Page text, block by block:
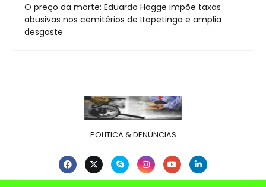
O preço da morte: Eduardo Hagge impõe taxas
abusivas nos cemitérios de Itapetinga e amplia
desgaste
POLITICA & DENÚNCIAS